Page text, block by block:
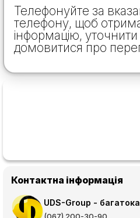
Телефонуйте за
телефону, щоб
інформацію,
домовитися про
Контактна інформація
UDS-Group -
(067) 200-30-90